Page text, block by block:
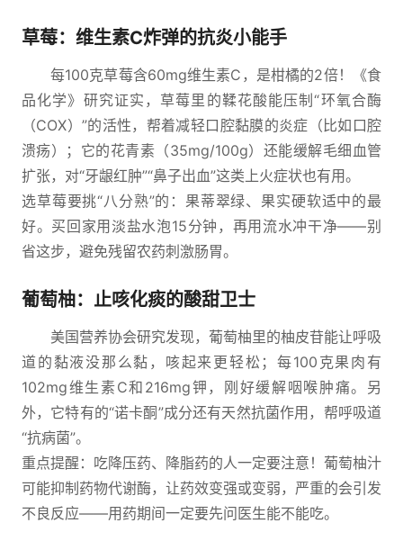
草莓：维生素C炸弹的抗炎小能手
每100克草莓含60mg维生素C，是柑橘的2倍！《食
品化学》研究证实，草莓里的鞣花酸能压制“环氧合酶
（COX）”的活性，帮着减轻口腔黏膜的炎症（比如口腔
溃疡）；它的花青素（35mg/100g）还能缓解毛细血管
扩张，对“牙龈红肿”“鼻子出血”这类上火症状也有用。
选草莓要挑“八分熟”的：果蒂翠绿、果实硬软适中的最
好。买回家用淡盐水泡15分钟，再用流水冲干净——别
省这步，避免残留农药刺激肠胃。
葡萄柚：止咳化痰的酸甜卫士
美国营养协会研究发现，葡萄柚里的柚皮苷能让呼吸
道的黏液没那么黏，咳起来更轻松；每100克果肉有
102mg维生素C和216mg钾，刚好缓解咽喉肿痛。另
外，它特有的“诺卡酮”成分还有天然抗菌作用，帮呼吸道
“抗病菌”。
重点提醒：吃降压药、降脂药的人一定要注意！葡萄柚汁
可能抑制药物代谢酶，让药效变强或变弱，严重的会引发
不良反应——用药期间一定要先问医生能不能吃。